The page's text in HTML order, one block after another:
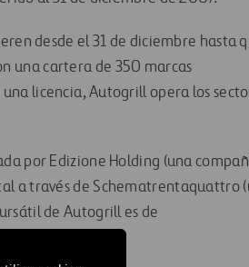
desde el 31 de diciembre hasta
una cartera de 350 marcas
licencia, Autogrill opera los
por Edizione Holding (una
a través de Schematrentaquattro
de Autogrill es de